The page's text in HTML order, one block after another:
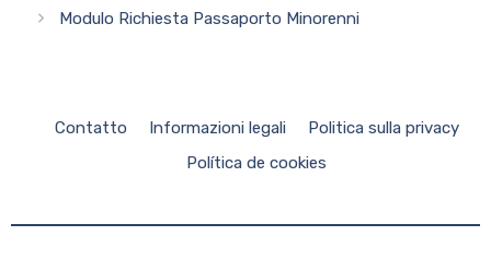
Modulo Richiesta Passaporto Minorenni
Contatto Informazioni legali
Politica sulla privacy
Política de cookies